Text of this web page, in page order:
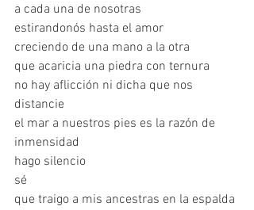
a cada una de nosotras
estirandonós hasta el amor
creciendo de una mano a la otra
que acaricia una piedra con ternura
no hay aflicción ni dicha que nos
distancie
el mar a nuestros pies es la razón de
inmensidad
hago silencio
sé
que traigo a mis ancestras en la espalda